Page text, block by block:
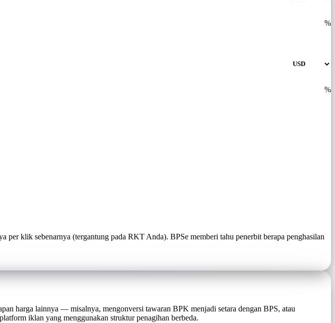
%
%
klik sebenarnya (tergantung pada RKT Anda). BPSe memberi tahu penerbit berapa penghasilan
harga lainnya — misalnya, mengonversi tawaran BPK menjadi setara dengan BPS, atau
iklan yang menggunakan struktur penagihan berbeda.